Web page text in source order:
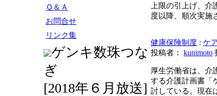
Ｑ＆Ａ
お問合せ
リンク集
ゲンキ数珠つな
ぎ
[2018年６月放送]
上限の引上げ、
度以降、順次実施
健康保険制度 : ケ
投稿者： kunimoto
厚生労働省は、介
する介護計画書「
討している。現在